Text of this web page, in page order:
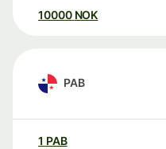
10000 NOK
PAB
1 PAB